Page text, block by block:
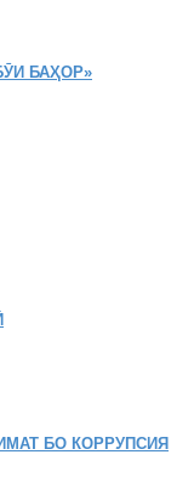
БАҲОР»
БО КОРРУПСИЯ